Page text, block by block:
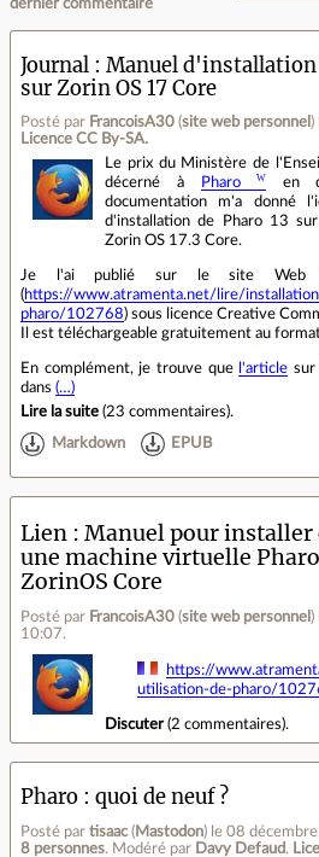
dernier commentaire
Journal
Manuel d'installation
sur Zorin OS 17 Core
Posté par FrancoisA30 (site web personnel )
Licence CC By‑SA.
Le prix du Ministère de
décerné à
Pharo
en
documentation m'a donné
d'installation de Pharo 13
Zorin OS 17.3 Core.
Je l'ai publié sur le site Web
(https://www.atramenta.net/lire/
pharo/102768) sous licence Creative
Il est téléchargeable gratuitement au
En complément, je trouve que l'article sur
dans (…)
Lire la suite (23 commentaires).
Markdown EPUB
Lien
Manuel pour installer
une machine virtuelle
ZorinOS Core
Posté par FrancoisA30 (site web personnel )
10:07.
https://
utilisation-de-pharo/
Discuter(2 commentaires).
Pharo : quoi de neuf ?
Posté par tisaac( Mastodon) le 08
8 personnes. Modéré par Davy Defaud.